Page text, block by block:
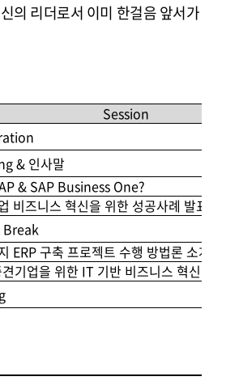
의 리더로서 이미 한걸음 앞서가
Session
& 인사말
& SAP Business One?
비즈니스 혁신을 위한 성공사례 발표
Break
ERP 구축 프로젝트 수행 방법론 소개
기업을 위한 IT 기반 비즈니스 혁신 방